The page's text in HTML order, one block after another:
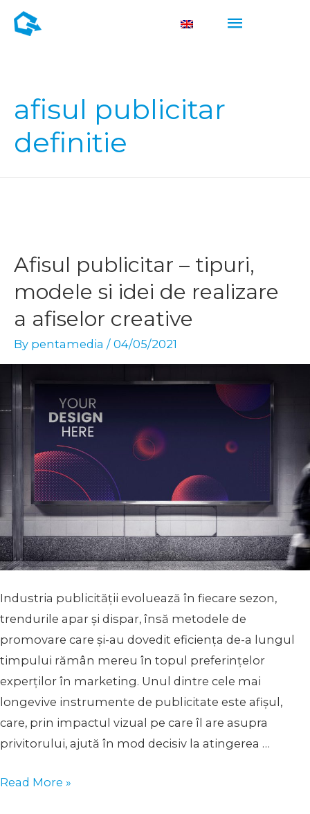
afisul publicitar
definitie
Afisul publicitar – tipuri,
modele si idei de realizare
a afiselor creative
By pentamedia / 04/05/2021
Industria publicității evoluează în fiecare sezon,
trendurile apar și dispar, însă metodele de
promovare care și-au dovedit eficiența de-a lungul
timpului rămân mereu în topul preferințelor
experților în marketing. Unul dintre cele mai
longevive instrumente de publicitate este afișul,
care, prin impactul vizual pe care îl are asupra
privitorului, ajută în mod decisiv la atingerea …
Afisul
Read More »